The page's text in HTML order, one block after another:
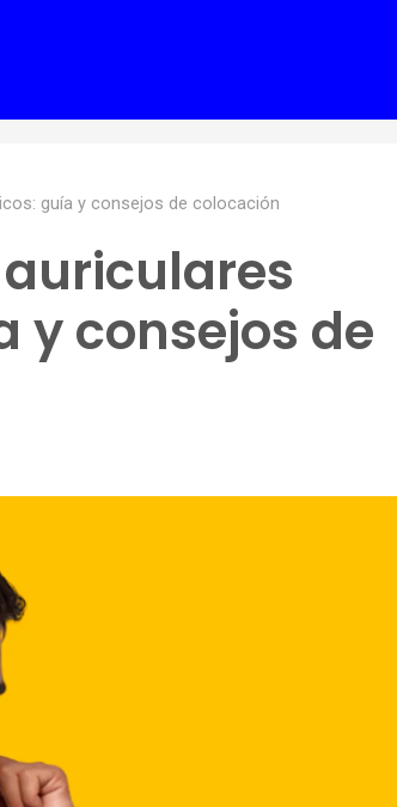
guía y consejos de colocación
y consejos de